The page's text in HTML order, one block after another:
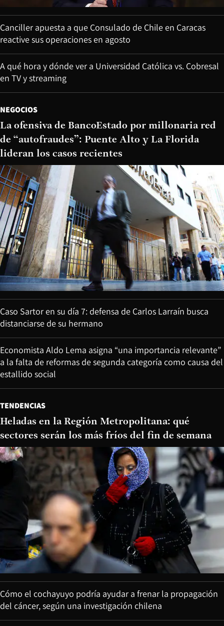
Canciller apuesta a que Consulado de Chile en Caracas
reactive sus operaciones en agosto
A qué hora y dónde ver a Universidad Católica vs. Cobresal
en TV y streaming
NEGOCIOS
La ofensiva de BancoEstado por millonaria red
de “autofraudes”: Puente Alto y La Florida
lideran los casos recientes
Caso Sartor en su día 7: defensa de Carlos Larraín busca
distanciarse de su hermano
Economista Aldo Lema asigna “una importancia relevante”
a la falta de reformas de segunda categoría como causa del
estallido social
TENDENCIAS
Heladas en la Región Metropolitana: qué
sectores serán los más fríos del fin de semana
Cómo el cochayuyo podría ayudar a frenar la propagación
del cáncer, según una investigación chilena